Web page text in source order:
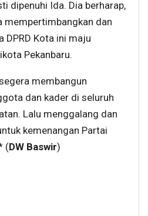
dipenuhi Ida. Dia berharap,
mempertimbangkan dan
DPRD Kota ini maju
Pekanbaru.
membangun
dan kader di seluruh
Lalu menggalang dan
kemenangan Partai
(DW Baswir)